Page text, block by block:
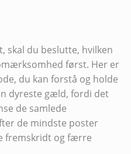
skal du beslutte, hvilken
først. Her er
du kan forstå og holde
dyreste gæld, fordi det
de samlede
de mindste poster
fremskridt og færre